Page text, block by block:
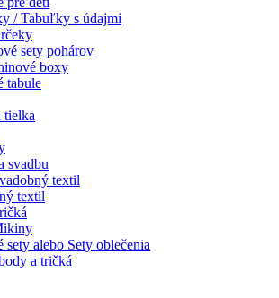
/ Tabuľky s údajmi
sety pohárov
boxy
tabule
tielka
svadbu
textil
textil
sety alebo Sety oblečenia
a tričká